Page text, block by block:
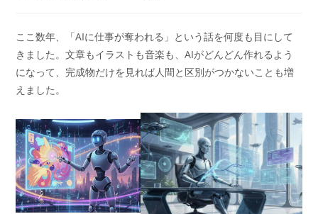
ここ数年、「AIに仕事が奪われる」という話を何度も目にして
きました。文章もイラストも音楽も、AIがどんどん作れるよう
になって、完成物だけを見れば人間と区別がつかないことも増
えました。